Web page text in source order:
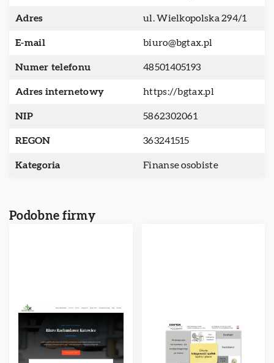
Adres ul. Wielkopolska 294/1
E-mail biuro@bgtax.pl
Numer telefonu 48501405193
Adres internetowy https://bgtax.pl
NIP 5862302061
REGON 363241515
Kategoria Finanse osobiste
Podobne firmy